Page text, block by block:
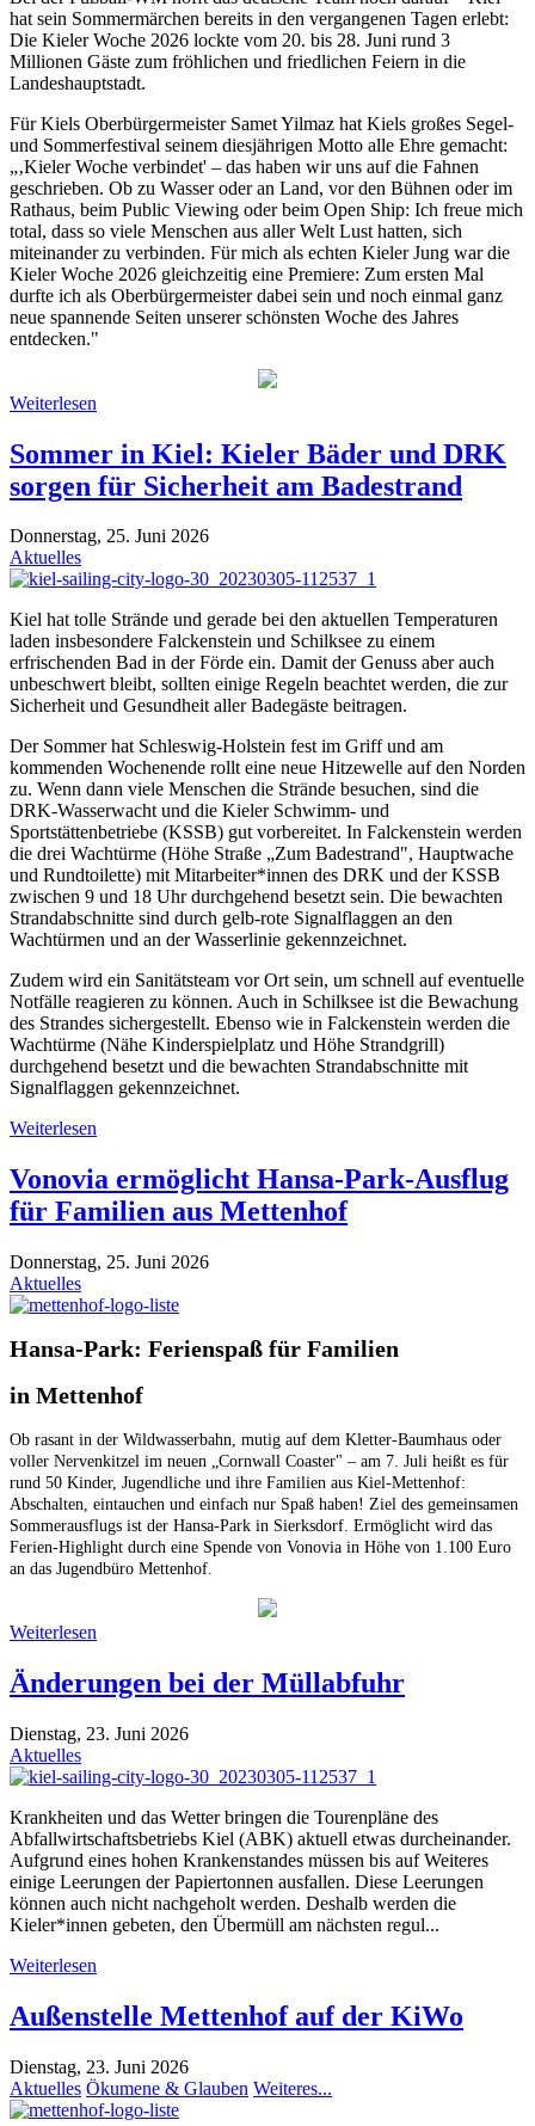
hat sein Sommermärchen bereits in den vergangenen Tagen erlebt:
Die Kieler Woche 2026 lockte vom 20. bis 28. Juni rund 3
Millionen Gäste zum fröhlichen und friedlichen Feiern in die
Landeshauptstadt.
Für Kiels Oberbürgermeister Samet Yilmaz hat Kiels großes Segel-
und Sommerfestival seinem diesjährigen Motto alle Ehre gemacht:
„‚Kieler Woche verbindet' – das haben wir uns auf die Fahnen
geschrieben. Ob zu Wasser oder an Land, vor den Bühnen oder im
Rathaus, beim Public Viewing oder beim Open Ship: Ich freue mich
total, dass so viele Menschen aus aller Welt Lust hatten, sich
miteinander zu verbinden. Für mich als echten Kieler Jung war die
Kieler Woche 2026 gleichzeitig eine Premiere: Zum ersten Mal
durfte ich als Oberbürgermeister dabei sein und noch einmal ganz
neue spannende Seiten unserer schönsten Woche des Jahres
entdecken."
Weiterlesen
Sommer in Kiel: Kieler Bäder und DRK
sorgen für Sicherheit am Badestrand
Donnerstag, 25. Juni 2026
Aktuelles
Kiel hat tolle Strände und gerade bei den aktuellen Temperaturen
laden insbesondere Falckenstein und Schilksee zu einem
erfrischenden Bad in der Förde ein. Damit der Genuss aber auch
unbeschwert bleibt, sollten einige Regeln beachtet werden, die zur
Sicherheit und Gesundheit aller Badegäste beitragen.
Der Sommer hat Schleswig-Holstein fest im Griff und am
kommenden Wochenende rollt eine neue Hitzewelle auf den Norden
zu. Wenn dann viele Menschen die Strände besuchen, sind die
DRK-Wasserwacht und die Kieler Schwimm- und
Sportstättenbetriebe (KSSB) gut vorbereitet. In Falckenstein werden
die drei Wachtürme (Höhe Straße „Zum Badestrand", Hauptwache
und Rundtoilette) mit Mitarbeiter*innen des DRK und der KSSB
zwischen 9 und 18 Uhr durchgehend besetzt sein. Die bewachten
Strandabschnitte sind durch gelb-rote Signalflaggen an den
Wachtürmen und an der Wasserlinie gekennzeichnet.
Zudem wird ein Sanitätsteam vor Ort sein, um schnell auf eventuelle
Notfälle reagieren zu können. Auch in Schilksee ist die Bewachung
des Strandes sichergestellt. Ebenso wie in Falckenstein werden die
Wachtürme (Nähe Kinderspielplatz und Höhe Strandgrill)
durchgehend besetzt und die bewachten Strandabschnitte mit
Signalflaggen gekennzeichnet.
Weiterlesen
Vonovia ermöglicht Hansa-Park-Ausflug
für Familien aus Mettenhof
Donnerstag, 25. Juni 2026
Aktuelles
Hansa-Park: Ferienspaß für Familien
in Mettenhof
Ob rasant in der Wildwasserbahn, mutig auf dem Kletter-Baumhaus oder
voller Nervenkitzel im neuen „Cornwall Coaster" – am 7. Juli heißt es für
rund 50 Kinder, Jugendliche und ihre Familien aus Kiel-Mettenhof:
Abschalten, eintauchen und einfach nur Spaß haben! Ziel des gemeinsamen
Sommerausflugs ist der Hansa-Park in Sierksdorf. Ermöglicht wird das
Ferien-Highlight durch eine Spende von Vonovia in Höhe von 1.100 Euro
an das Jugendbüro Mettenhof.
Weiterlesen
Änderungen bei der Müllabfuhr
Dienstag, 23. Juni 2026
Aktuelles
Krankheiten und das Wetter bringen die Tourenpläne des
Abfallwirtschaftsbetriebs Kiel (ABK) aktuell etwas durcheinander.
Aufgrund eines hohen Krankenstandes müssen bis auf Weiteres
einige Leerungen der Papiertonnen ausfallen. Diese Leerungen
können auch nicht nachgeholt werden. Deshalb werden die
Kieler*innen gebeten, den Übermüll am nächsten regul...
Weiterlesen
Außenstelle Mettenhof auf der KiWo
Dienstag, 23. Juni 2026
Aktuelles Ökumene & Glauben Weiteres...